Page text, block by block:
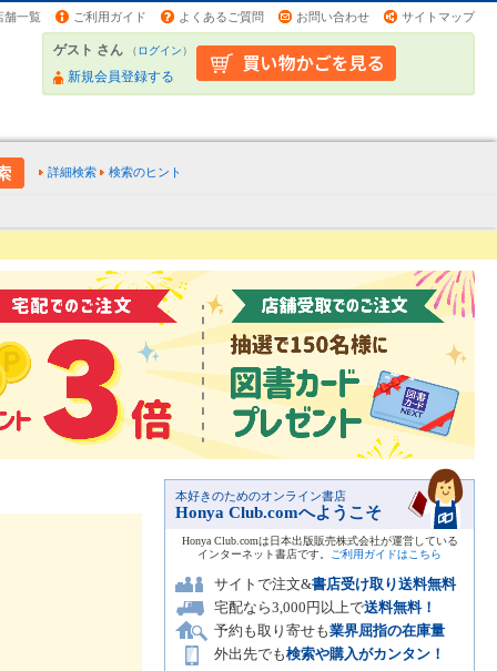
舗一覧 ご利用ガイド よくあるご質問 お問い合わせ サイトマップ
ゲスト さん （ログイン）
新規会員登録する
詳細検索 検索のヒント
本好きのためのオンライン書店
Honya Club.comへようこそ
Honya Club.comは日本出版販売株式会社が運営している
インターネット書店です。
ご利用ガイドはこちら
サイトで注文&書店受け取り送料無料
宅配なら3,000円以上で送料無料！
予約も取り寄せも業界屈指の在庫量
外出先でも検索や購入がカンタン！